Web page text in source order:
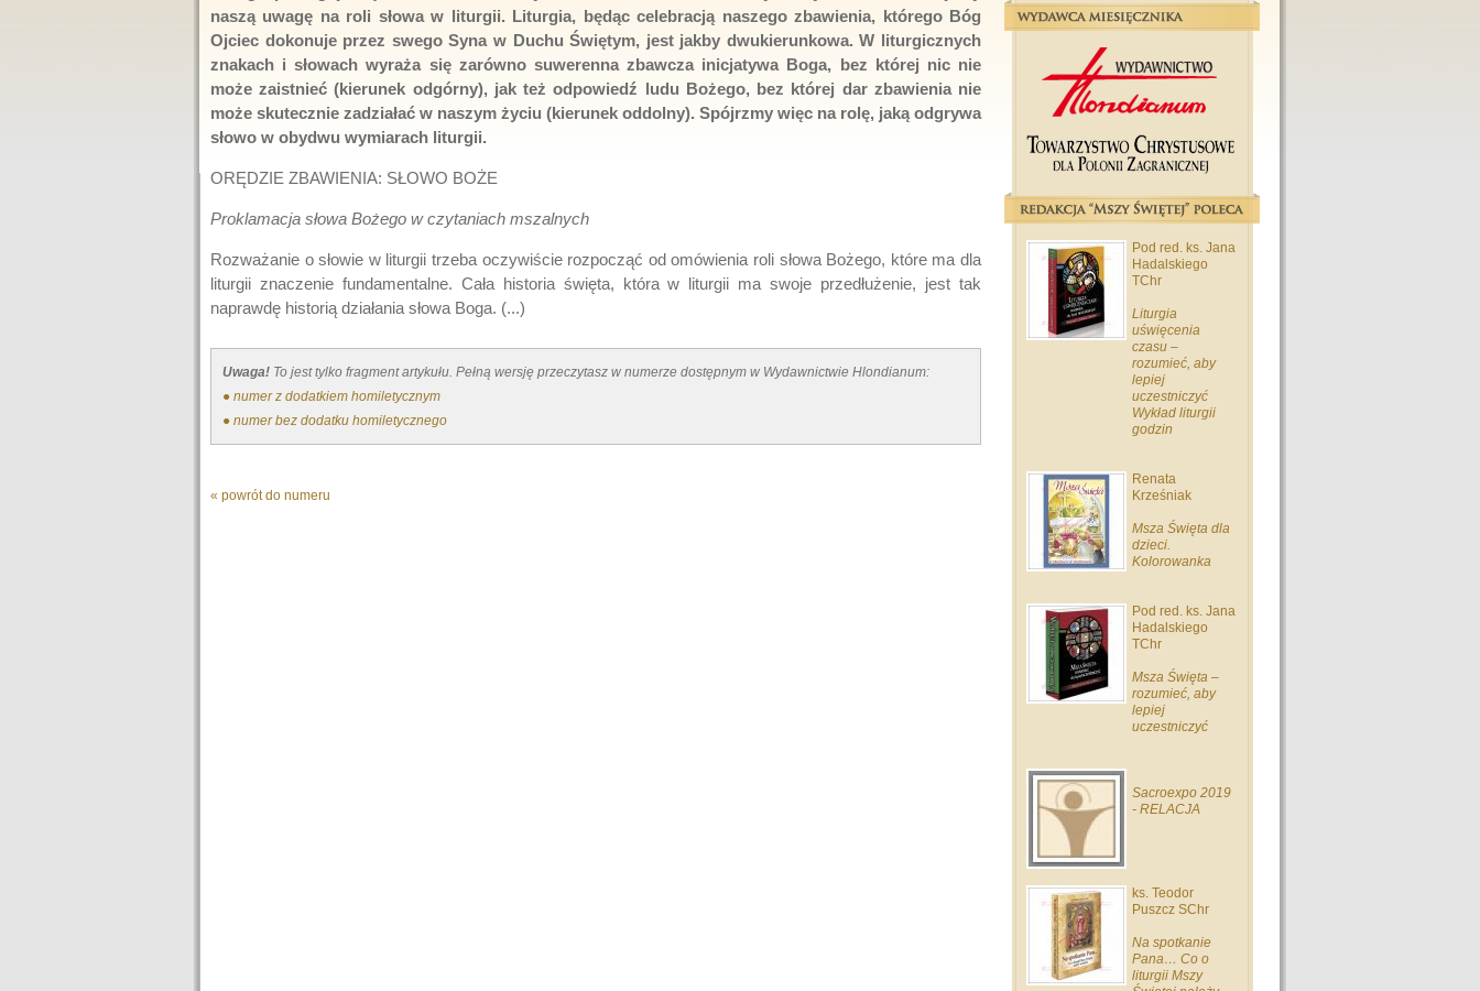
naszą uwagę na roli słowa w liturgii. Liturgia, będąc celebracją naszego zbawienia, którego Bóg
Ojciec dokonuje przez swego Syna w Duchu Świętym, jest jakby dwukierunkowa. W liturgicznych
znakach i słowach wyraża się zarówno suwerenna zbawcza inicjatywa Boga, bez której nic nie
może zaistnieć (kierunek odgórny), jak też odpowiedź ludu Bożego, bez której dar zbawienia nie
może skutecznie zadziałać w naszym życiu (kierunek oddolny). Spójrzmy więc na rolę, jaką odgrywa
słowo w obydwu wymiarach liturgii.
ORĘDZIE ZBAWIENIA: SŁOWO BOŻE
Proklamacja słowa Bożego w czytaniach mszalnych
Rozważanie o słowie w liturgii trzeba oczywiście rozpocząć od omówienia roli słowa Bożego, które ma dla
liturgii znaczenie fundamentalne. Cała historia święta, która w liturgii ma swoje przedłużenie, jest tak
naprawdę historią działania słowa Boga. (...)
Uwaga! To jest tylko fragment artykułu. Pełną wersję przeczytasz w numerze dostępnym w Wydawnictwie Hlondianum:
● numer z dodatkiem homiletycznym
● numer bez dodatku homiletycznego
« powrót do numeru
Pod red. ks. Jana
Hadalskiego
TChr
Liturgia
uświęcenia
czasu –
rozumieć, aby
lepiej
uczestniczyć
Wykład liturgii
godzin
Renata
Krześniak
Msza Święta dla
dzieci.
Kolorowanka
Pod red. ks. Jana
Hadalskiego
TChr
Msza Święta –
rozumieć, aby
lepiej
uczestniczyć
Sacroexpo 2019
- RELACJA
ks. Teodor
Puszcz SChr
Na spotkanie
Pana… Co o
liturgii Mszy